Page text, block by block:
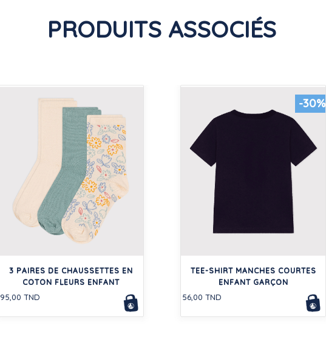
PRODUITS ASSOCIÉS
3 PAIRES DE CHAUSSETTES EN
COTON FLEURS ENFANT
95,00 TND
-30%
TEE-SHIRT MANCHES COURTES
ENFANT GARÇON
56,00 TND